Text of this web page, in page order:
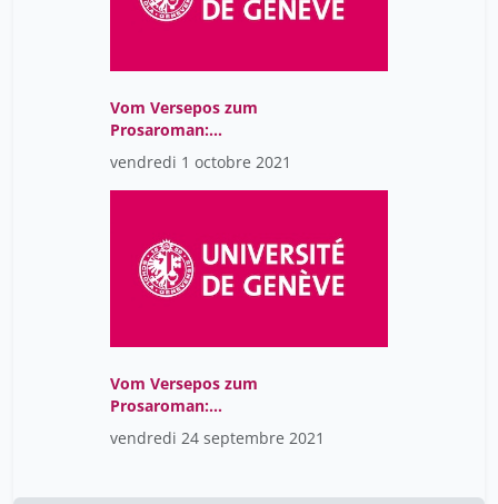
Vom Versepos zum
Prosaroman:
Spätmittelalterliche
deutsche Epik (CR)
vendredi 1 octobre 2021
Vom Versepos zum
Prosaroman:
Spätmittelalterliche
deutsche Epik (CR)
vendredi 24 septembre 2021